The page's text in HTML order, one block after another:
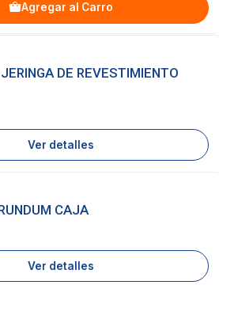
Agregar al Carro
DE REVESTIMIENTO
Ver detalles
CAJA
Ver detalles